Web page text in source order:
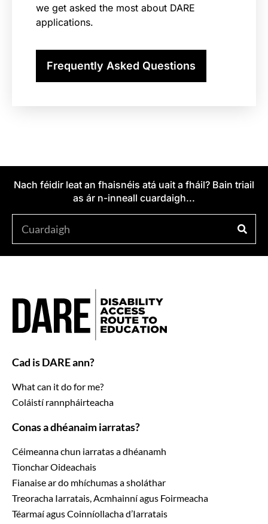
we get asked the most about DARE
applications.
Frequently Asked Questions
Nach féidir leat an fhaisnéis atá uait a fháil? Bain triail
as ár n-inneall cuardaigh...
Cad is DARE ann?
What can it do for me?
Coláistí rannpháirteacha
Conas a dhéanaim iarratas?
Céimeanna chun iarratas a dhéanamh
Tionchar Oideachais
Fianaise ar do mhíchumas a sholáthar
Treoracha Iarratais, Acmhainní agus Foirmeacha
Téarmaí agus Coinníollacha d’Iarratais